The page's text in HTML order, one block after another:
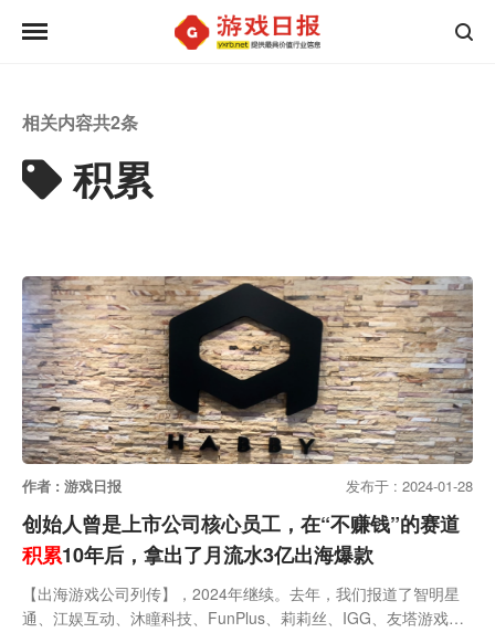
相关内容共2条
积累
作者 : 游戏日报 发布于 : 2024-01-28
创始人曾是上市公司核心员工，在“不赚钱”的赛道
积累10年后，拿出了月流水3亿出海爆款
【出海游戏公司列传】，2024年继续。去年，我们报道了智明星
通、江娱互动、沐瞳科技、FunPlus、莉莉丝、IGG、友塔游戏、